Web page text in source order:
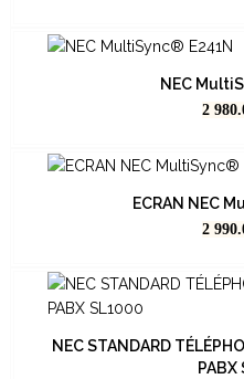
NEC
Prix
2
ECRAN NEC
Prix
2
NEC STANDARD
PABX